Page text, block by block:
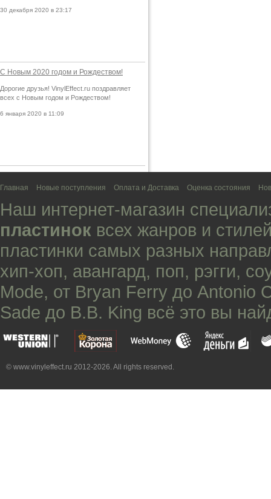
30 декабря 2020 в 23:17
С Новым 2020 годом и Рождеством!
Дорогие друзья! VinylEffect.ru поздравляет
всех с Новым годом и Рождеством!
6 января 2020 в 11:09
Главная Новые поступления Оплата и Доставка Оценка состояния
Наш интернет-магазин
пластинок всех жанров и
пластинки самых разных
хип-хоп, авангард, поп, рэгги,
Mode, от Bryan Ferry до Antonio
Sade до B.B. King всё это вы
© www.vinyleffect.ru 2012-2026. All rights reserved.